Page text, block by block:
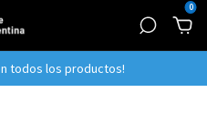
0
todos los productos!